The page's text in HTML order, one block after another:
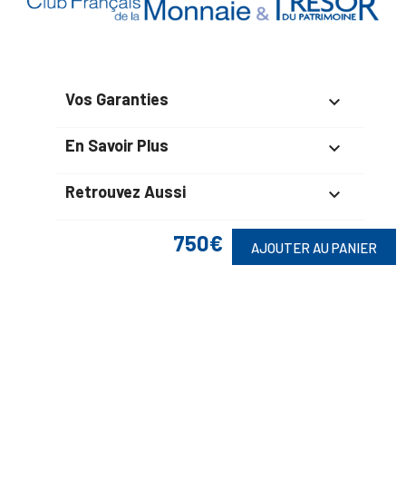
750€ AJOUTER AU PANIER
Vos Garanties 
En Savoir Plus 
Retrouvez Aussi 